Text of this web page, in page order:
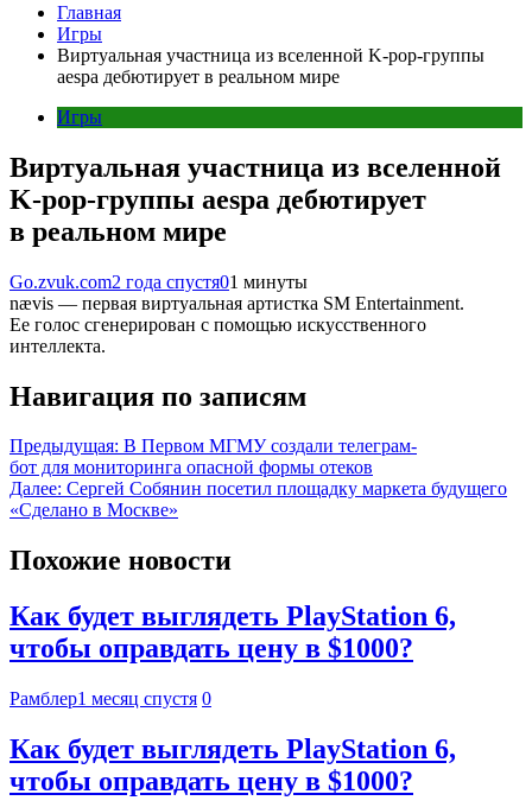
Главная
Игры
Виртуальная участница из вселенной K-pop-группы
aespa дебютирует в реальном мире
Игры
Виртуальная участница из вселенной
K-pop-группы aespa дебютирует
в реальном мире
Go.zvuk.com2 года спустя01 минуты
nævis — первая виртуальная артистка SM Entertainment.
Ее голос сгенерирован с помощью искусственного
интеллекта.
Навигация по записям
Предыдущая: В Первом МГМУ создали телеграм-
бот для мониторинга опасной формы отеков
Далее: Сергей Собянин посетил площадку маркета будущего
«Сделано в Москве»
Похожие новости
Как будет выглядеть PlayStation 6,
чтобы оправдать цену в $1000?
Рамблер1 месяц спустя 0
Как будет выглядеть PlayStation 6,
чтобы оправдать цену в $1000?